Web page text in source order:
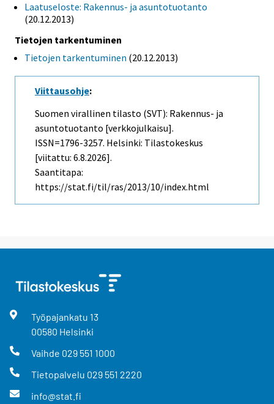
Laatuseloste: Rakennus- ja asuntotuotanto
(20.12.2013)
Tietojen tarkentuminen
Tietojen tarkentuminen (20.12.2013)
Viittausohje:
Suomen virallinen tilasto (SVT): Rakennus- ja
asuntotuotanto [verkkojulkaisu].
ISSN=1796-3257. Helsinki: Tilastokeskus
[viitattu: 6.8.2026].
Saantitapa:
https://stat.fi/til/ras/2013/10/index.html
Työpajankatu 13
00580 Helsinki
Vaihde 029 551 1000
Tietopalvelu 029 551 2220
info@stat.fi